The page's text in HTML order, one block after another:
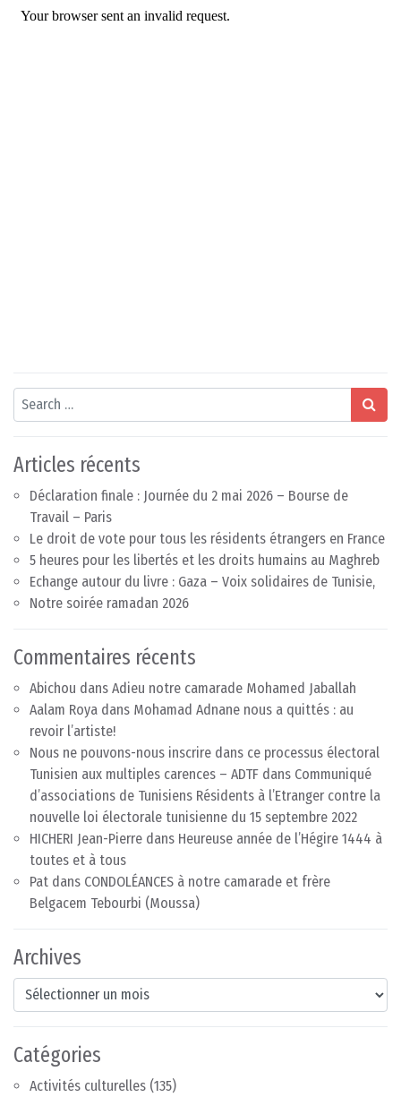
Search
Articles récents
Déclaration finale : Journée du 2 mai 2026 – Bourse de
Travail – Paris
Le droit de vote pour tous les résidents étrangers en France
5 heures pour les libertés et les droits humains au Maghreb
Echange autour du livre : Gaza – Voix solidaires de Tunisie,
Notre soirée ramadan 2026
Commentaires récents
Abichou dans Adieu notre camarade Mohamed Jaballah
Aalam Roya dans Mohamad Adnane nous a quittés : au
revoir l’artiste!
Nous ne pouvons-nous inscrire dans ce processus électoral
Tunisien aux multiples carences – ADTF dans Communiqué
d’associations de Tunisiens Résidents à l’Etranger contre la
nouvelle loi électorale tunisienne du 15 septembre 2022
HICHERI Jean-Pierre dans Heureuse année de l’Hégire 1444 à
toutes et à tous
Pat dans CONDOLÉANCES à notre camarade et frère
Belgacem Tebourbi (Moussa)
Archives
Archives
Catégories
Activités culturelles (135)